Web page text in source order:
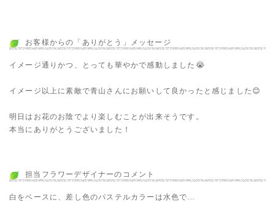
お客様からの「ありがとう」メッセージ
イメージ通りかつ、とっても華やかで感動しました😭
イメージ以上に素敵で青山さんにお願いして良かったと感じました😊
明日はお花のお陰でより楽しむことが出来そうです。
本当にありがとうございました！
担当フラワーデザイナーのコメント
白をベースに、差し色のパステルカラーは水色で…